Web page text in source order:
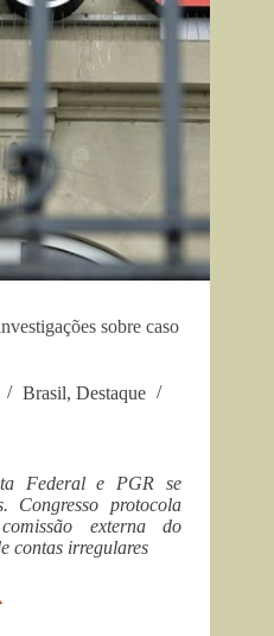
sobre caso
Brasil, Destaque
Federal e PGR se
Congresso protocola
externa do
contas irregulares